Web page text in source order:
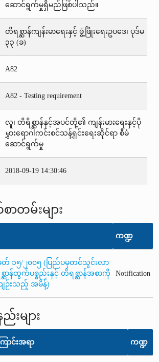
ဆောင်ရွက်မှုရှိမည်ဖြစ်ပါသည်။
တိရစ္ဆာန်ကျန်းမာရေးနှင့် ဖွံ့ဖြိုးရေးဥပဒေ၊ ပုဒ်မ
၃၃ (ခ)
A82
A82 - Testing requirement
လူ၊ တိရိစ္ဆာန်နှင့်အပင်တို့၏ ကျန်းမားရေးနှင့်ပို
မွှားရောဂါကင်းစင်သန့်ရှင်းရေးဆိုင်ရာ စီမံ
ဆောင်ရွက်မှု
2018-09-19 14:30:46
ာတမ်းများ
ကဏ္ဍ
တ် ၁၅/၂၀၀၅ (ပြည်ပမှတင်သွင်းလာ
ာန်ထွက်ပစ္စည်းနှင့် တိရစ္ဆာန်အစာကို
ျဉ်းသည့် အမိန့်)
Notification
များ
ာင်းအရာ ကဏ္ဍ